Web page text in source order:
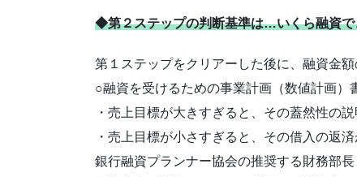
◆第２ステップの判断基準は…いくら融資で
第１ステップをクリアーした後に、融資金
○融資を受けるための事業計画（数値計画）
・売上目標が大きすぎると、その蓋然性の説
・売上目標が小さすぎると、その借入の返済
銀行融資プランナー協会の推奨する財務部